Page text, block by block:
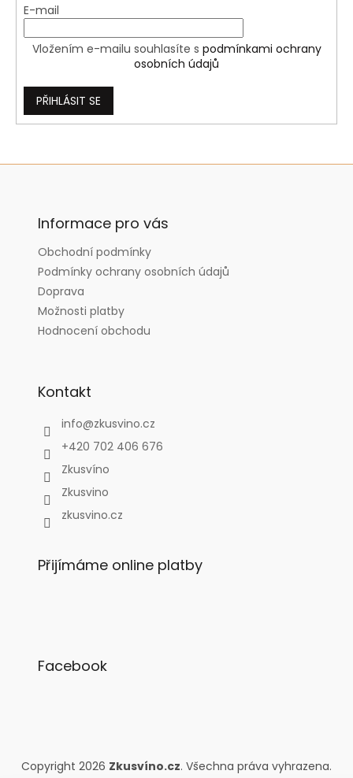
E-mail
Vložením e-mailu souhlasíte s podmínkami ochrany
osobních údajů
PŘIHLÁSIT SE
Z
Informace pro vás
Obchodní podmínky
Podmínky ochrany osobních údajů
Doprava
Možnosti platby
Hodnocení obchodu
Kontakt
info@zkusvino.cz
+420 702 406 676
Zkusvíno
Zkusvino
zkusvino.cz
Přijímáme online platby
Facebook
Copyright 2026 Zkusvíno.cz. Všechna práva vyhrazena.